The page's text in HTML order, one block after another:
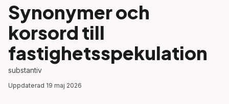
Synonymer och
korsord till
fastighetsspekulation
substantiv
Uppdaterad 19 maj 2026